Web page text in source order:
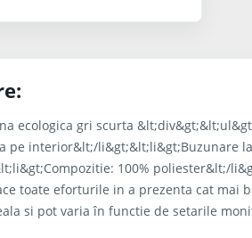
ecologica gri scurta
pe interior&lt;/li&gt;&lt;li&gt;Buzunare
100% poliester&lt;/
toate eforturile in a prezenta cat
si pot varia în functie de setarile